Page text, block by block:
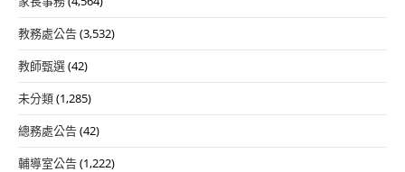
教務處公告(3,532)
教師甄選(42)
未分類(1,285)
總務處公告(42)
輔導室公告(1,222)